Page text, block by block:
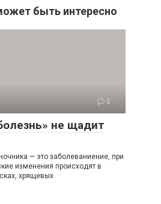
быть интересно
0
не щадит
— это заболеваниение, при
изменения происходят в
хрящевых